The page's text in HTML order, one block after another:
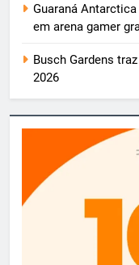
Guaraná
em arena gamer
Busch Gardens
2026